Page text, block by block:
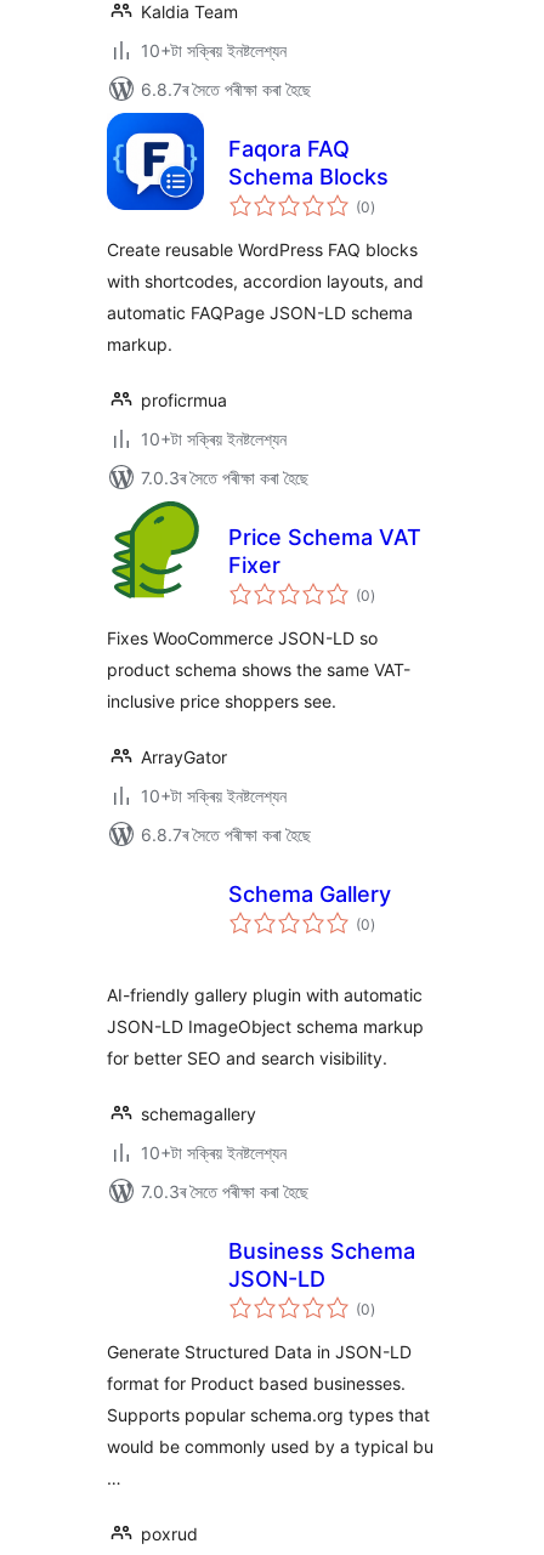
Kaldia Team
10+টা সক্ৰিয় ইনষ্টলেশ্যন
6.8.7ৰ সৈতে পৰীক্ষা কৰা হৈছে
Faqora FAQ
Schema Blocks
(0টা
মুঠ)
Create reusable WordPress FAQ blocks
with shortcodes, accordion layouts, and
automatic FAQPage JSON-LD schema
markup.
proficrmua
10+টা সক্ৰিয় ইনষ্টলেশ্যন
7.0.3ৰ সৈতে পৰীক্ষা কৰা হৈছে
Price Schema VAT
Fixer
(0টা
মুঠ)
Fixes WooCommerce JSON-LD so
product schema shows the same VAT-
inclusive price shoppers see.
ArrayGator
10+টা সক্ৰিয় ইনষ্টলেশ্যন
6.8.7ৰ সৈতে পৰীক্ষা কৰা হৈছে
Schema Gallery
(0টা
মুঠ)
AI-friendly gallery plugin with automatic
JSON-LD ImageObject schema markup
for better SEO and search visibility.
schemagallery
10+টা সক্ৰিয় ইনষ্টলেশ্যন
7.0.3ৰ সৈতে পৰীক্ষা কৰা হৈছে
Business Schema
JSON-LD
(0টা
মুঠ)
Generate Structured Data in JSON-LD
format for Product based businesses.
Supports popular schema.org types that
would be commonly used by a typical bu
…
poxrud